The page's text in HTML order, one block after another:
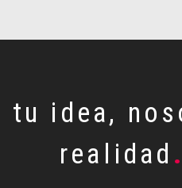
tu idea,
realidad .